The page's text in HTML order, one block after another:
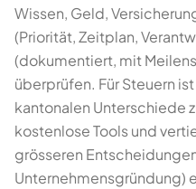
Wissen, Geld,
(Priorität, Zeitplan,
(dokumentiert, mit
überprüfen. Für Steuern
kantonalen Unterschiede
kostenlose Tools und
grösseren
Unternehmensgründung)